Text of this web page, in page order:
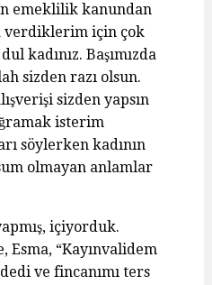
emeklilik kanundan
verdiklerim için çok
kadınız. Başımızda
sizden razı olsun.
sizden yapsın
isterim
söylerken kadının
olmayan anlamlar
içiyorduk.
“Kayınvalidem
ve fincanımı ters